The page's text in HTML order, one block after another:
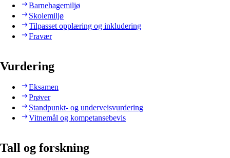
Barnehagemiljø
Skolemiljø
Tilpasset opplæring og inkludering
Fravær
Vurdering
Eksamen
Prøver
Standpunkt- og underveisvurdering
Vitnemål og kompetansebevis
Tall og forskning